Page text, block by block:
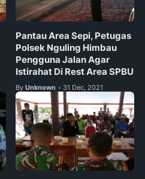
Pantau Area Sepi, Petugas
Polsek Nguling Himbau
Pengguna Jalan Agar
Istirahat Di Rest Area SPBU
By Unknown • 31 Dec, 2021